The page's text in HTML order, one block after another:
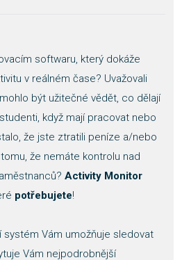
softwaru, který dokáže
v reálném čase? Uvažovali
být užitečné vědět, co dělají
když mají pracovat nebo
že jste ztratili peníze a/nebo
že nemáte kontrolu nad
Activity Monitor
potřebujete!
Vám umožňuje sledovat
Vám nejpodrobnější